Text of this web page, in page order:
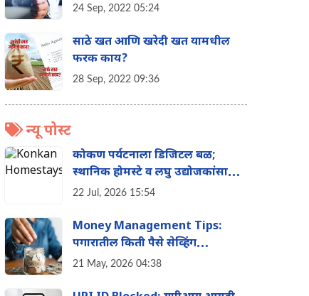
24 Sep, 2022 05:24
साठे खत आणि खरेदी खत यामधील
फरक काय?
28 Sep, 2022 09:36
न्यू पोस्ट
कोकण पर्यटनाला डिजिटल बळ;
स्थानिक होमस्टे व लघु उद्योजकांसाठी
'KokanHomestays.in' ची सुरुवात
22 Jul, 2026 15:54
Money Management Tips:
पगारातील किती पैसे सेव्हिंग
अकाउंटमध्ये ठेवावेत? 'हा' नियम
21 May, 2026 04:38